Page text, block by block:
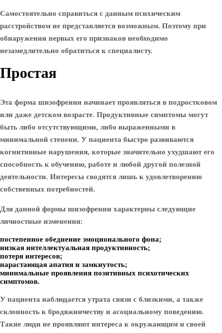
Самостоятельно справиться с данным психическим
расстройством не представляется возможным. Поэтому при
обнаружении первых его признаков необходимо
незамедлительно обратиться к специалисту.
Простая
Эта форма шизофрении начинает проявляться в подростковом
или даже детском возрасте. Продуктивные симптомы могут
быть либо отсутствующими, либо выраженными в
минимальной степени. У пациента быстро развиваются
когнитивные нарушения, которые значительно ухудшают его
способность к обучению, работе и любой другой полезной
деятельности. Интересы сводятся лишь к удовлетворению
собственных потребностей.
Для данной формы шизофрении характерны следующие
личностные изменения:
постепенное обеднение эмоционального фона;
низкая интеллектуальная продуктивность;
потеря интересов;
нарастающая апатия и замкнутость;
минимальные проявления позитивных психотических
симптомов.
У пациента наблюдается утрата связи с близкими, а также
склонность к бродяжничеству и асоциальному поведению.
Такие люди не проявляют интереса к окружающим и своей